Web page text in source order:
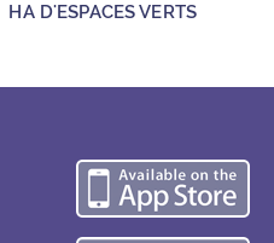
HA D'ESPACES VERTS